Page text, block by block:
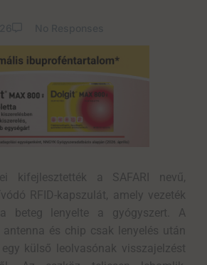
kifejlesztették a SAFARI nevű,
RFID-kapszulát, amely vezeték
beteg lenyelte a gyógyszert. A
és chip csak lenyelés után
külső leolvasónak visszajelzést